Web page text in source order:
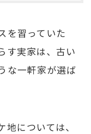
を習っていた
す実家は、古い
な一軒家が選ば
については、